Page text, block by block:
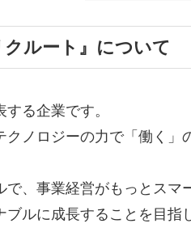
ルート』について
る企業です。
クノロジーの力で「働く
、事業経営がもっとスマ
ルに成長することを目指